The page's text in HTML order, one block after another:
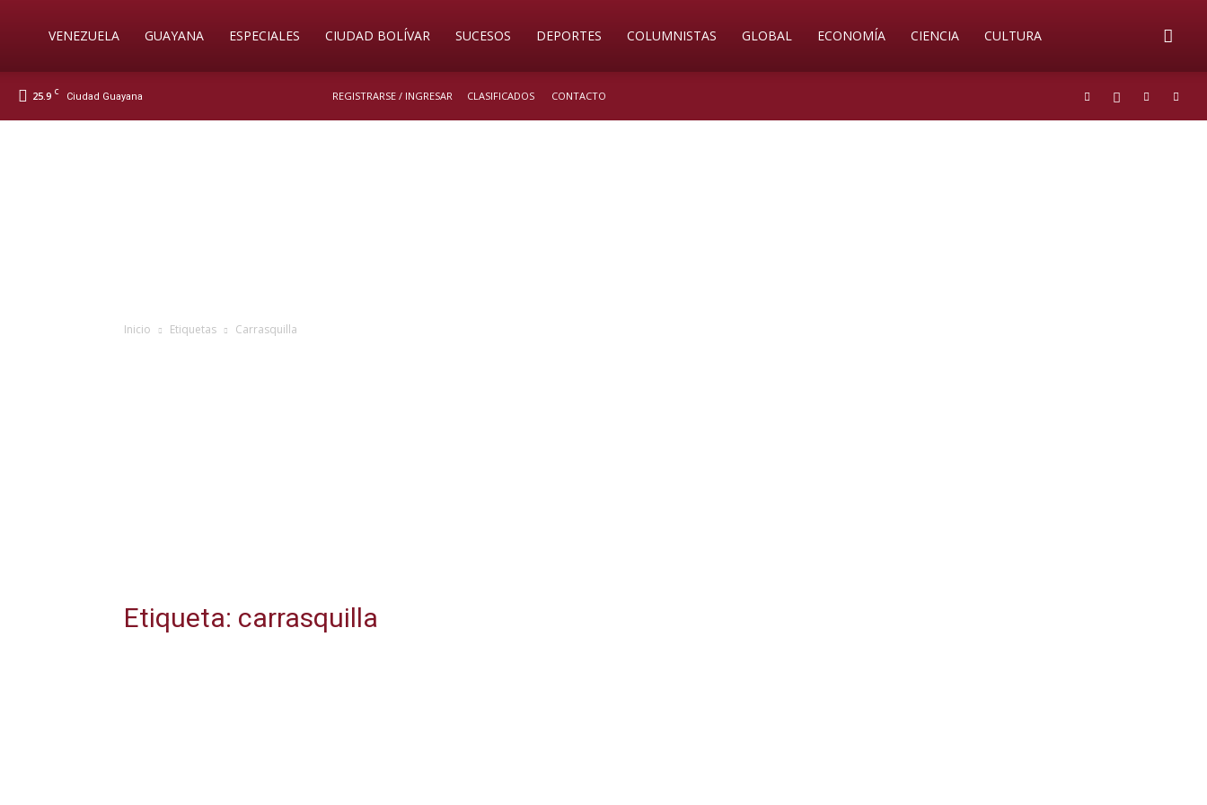
SoyVENEZUELA GUAYANA ESPECIALES CIUDAD BOLÍVAR SUCESOS DEPORTES COLUMNISTAS GLOBAL ECONOMÍA CIENCIA CULTURA
25.9 C Ciudad Guayana REGISTRARSE / INGRESAR CLASIFICADOS CONTACTO
Inicio Etiquetas Carrasquilla
Etiqueta: carrasquilla